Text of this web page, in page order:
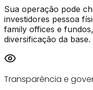
Sua operação pode
investidores pessoa
family offices e
diversificação da base.
Transparência e